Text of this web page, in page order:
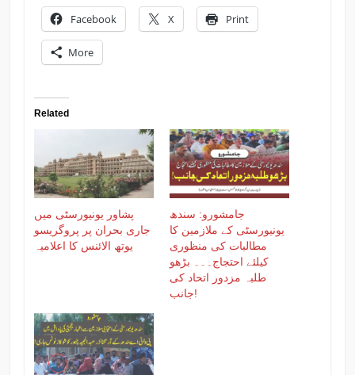
Facebook X Print
More
Related
پشاور یونیورسٹی میں
جاری بحران پر پروگریسو
یوتھ الائنس کا اعلامیہ
جامشورو: سندھ
یونیورسٹی کے ملازمین کا
مطالبات کی منظوری
کیلئے احتجاج۔۔۔ بڑھو
طلبہ مزدور اتحاد کی
جانب!